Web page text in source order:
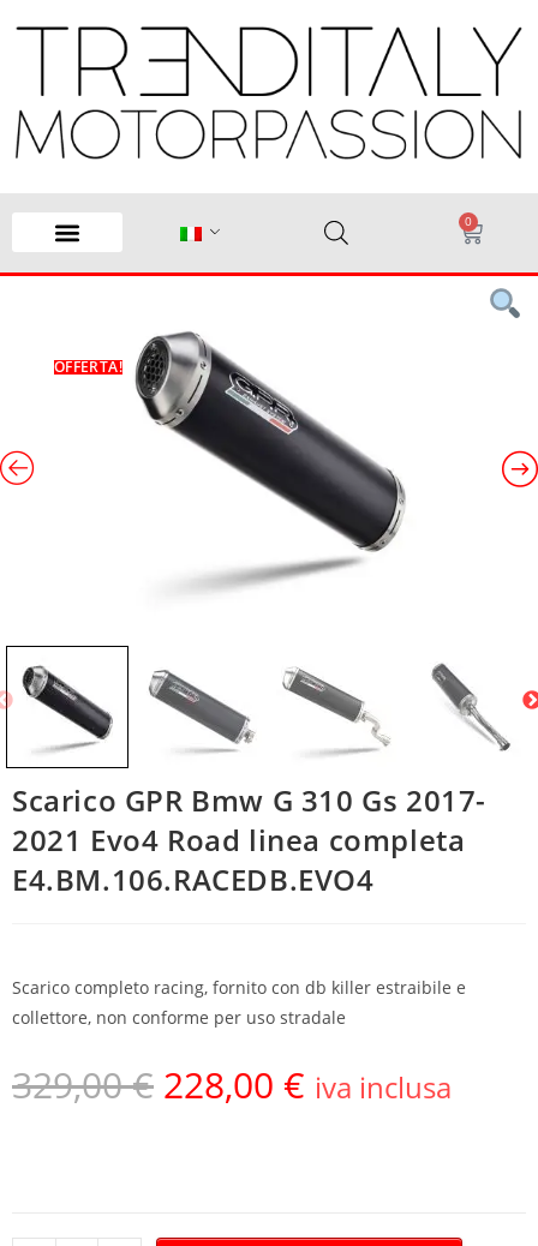
0
OFFERTA!
Scarico GPR Bmw G 310 Gs 2017-
2021 Evo4 Road linea completa
E4.BM.106.RACEDB.EVO4
Scarico completo racing, fornito con db killer estraibile e
collettore, non conforme per uso stradale
329,00€ 228,00 € iva inclusa